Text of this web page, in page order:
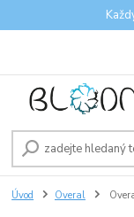
Úvod Overal